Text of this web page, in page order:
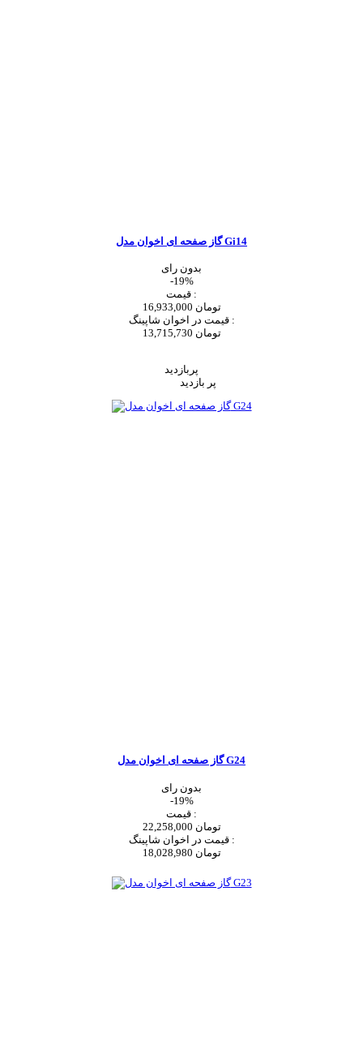
گاز صفحه ای اخوان مدل Gi14
بدون رای
-19%
قیمت :
16,933,000 تومان
قیمت در اخوان شاپینگ :
13,715,730 تومان
پربازدید
پر بازدید
گاز صفحه ای اخوان مدل G24
بدون رای
-19%
قیمت :
22,258,000 تومان
قیمت در اخوان شاپینگ :
18,028,980 تومان